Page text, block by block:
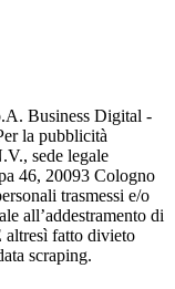
Business Digital -
la pubblicità
sede legale
46, 20093 Cologno
trasmessi e/o
all’addestramento di
altresì fatto divieto
scraping.